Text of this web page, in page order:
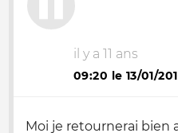
il y a 11 ans
09:20 le 13/01/
Moi je retournerai bien